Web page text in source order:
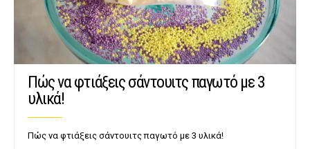
Πώς να φτιάξεις σάντουιτς παγωτό με 3
υλικά!
Πώς να φτιάξεις σάντουιτς παγωτό με 3 υλικά!